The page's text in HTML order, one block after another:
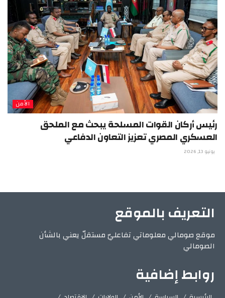
الأمن
رئيس أركان القوات المسلحة يبحث مع الملحق
العسكري المصري تعزيز التعاون الدفاعي
يونيو 13, 2026
التعريف بالموقع
موقع صومالي معلوماتي تفاعليّ مستقلّ يعني بالشأن
الصومالي
روابط إضافية